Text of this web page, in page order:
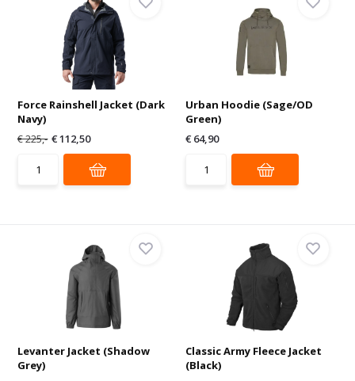
Force Rainshell Jacket (Dark
Navy)
€ 225,- € 112,50
Urban Hoodie (Sage/OD
Green)
€ 64,90
Levanter Jacket (Shadow
Grey)
Classic Army Fleece Jacket
(Black)